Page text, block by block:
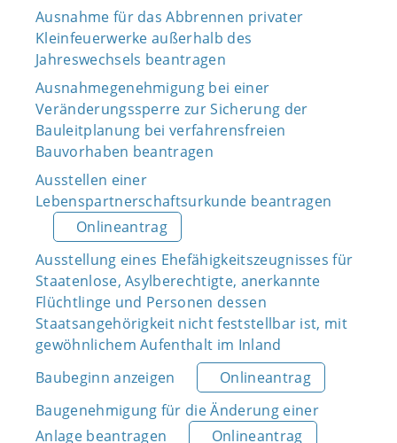
Ausnahme für das Abbrennen privater
Kleinfeuerwerke außerhalb des
Jahreswechsels beantragen
Ausnahmegenehmigung bei einer
Veränderungssperre zur Sicherung der
Bauleitplanung bei verfahrensfreien
Bauvorhaben beantragen
Ausstellen einer
Lebenspartnerschaftsurkunde beantragen
Onlineantrag
Ausstellung eines Ehefähigkeitszeugnisses für
Staatenlose, Asylberechtigte, anerkannte
Flüchtlinge und Personen dessen
Staatsangehörigkeit nicht feststellbar ist, mit
gewöhnlichem Aufenthalt im Inland
Baubeginn anzeigen
Onlineantrag
Baugenehmigung für die Änderung einer
Anlage beantragen
Onlineantrag